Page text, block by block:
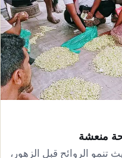
منعشة
الروائح قبل الزهور،